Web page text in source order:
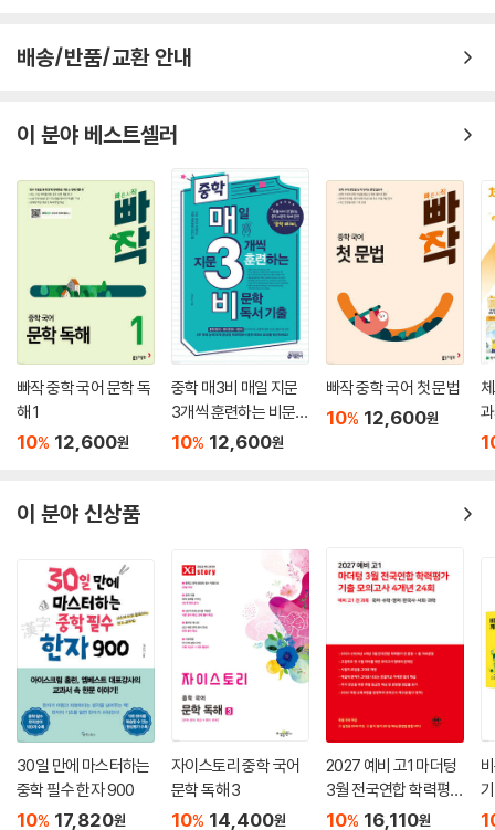
배송/반품/교환 안내
이 분야 베스트셀러
빠작 중학 국어 문학 독
해 1
10% 12,600원
중학 매3비 매일 지문
3개씩 훈련하는 비문학
독서 기출
10% 12,600원
빠작 중학 국어 첫 문법
10% 12,600원
2
이 분야 신상품
30일 만에 마스터하는
중학 필수 한자 900
10% 17,820원
자이스토리 중학 국어
문학 독해 3
10% 14,400원
2027 예비 고1 마더텅
3월 전국연합 학력평가
기출 모의고사 4개년 2
10% 16,110원